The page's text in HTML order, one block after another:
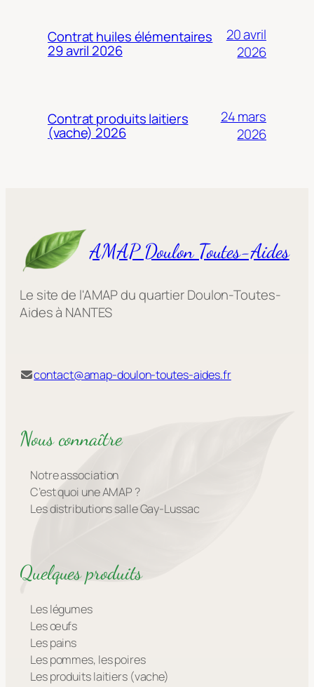
Contrat huiles élémentaires
29 avril 2026
20 avril
2026
Contrat produits laitiers
(vache) 2026
24 mars
2026
AMAP Doulon Toutes-Aides
Le site de l'AMAP du quartier Doulon-Toutes-
Aides à NANTES
contact@amap-doulon-toutes-aides.fr
Nous connaître
Notre association
C’est quoi une AMAP ?
Les distributions salle Gay-Lussac
Quelques produits
Les légumes
Les œufs
Les pains
Les pommes, les poires
Les produits laitiers (vache)